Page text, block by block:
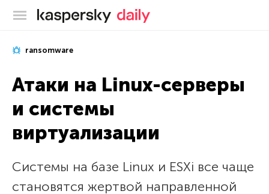
Блог Касперского
ransomware
Атаки на Linux-серверы
и системы
виртуализации
Системы на базе Linux и ESXi все чаще
становятся жертвой направленной